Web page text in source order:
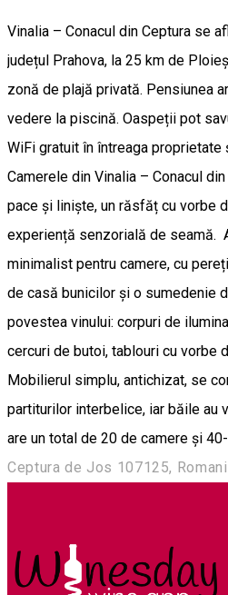
Vinalia – Conacul din Ceptura se
județul Prahova, la 25 km de
zonă de plajă privată. Pensiunea
vedere la piscină. Oaspeții pot
WiFi gratuit în întreaga proprietate
Camerele din Vinalia – Conacul
pace și liniște, un răsfăț cu vorbe
experiență senzorială de seamă.
minimalist pentru camere, cu
de casă bunicilor și o sumedenie
povestea vinului: corpuri de
cercuri de butoi, tablouri cu vorbe
Mobilierul simplu, antichizat, se
partiturilor interbelice, iar băile au
are un total de 20 de camere și
Ceptura de Jos 107125,